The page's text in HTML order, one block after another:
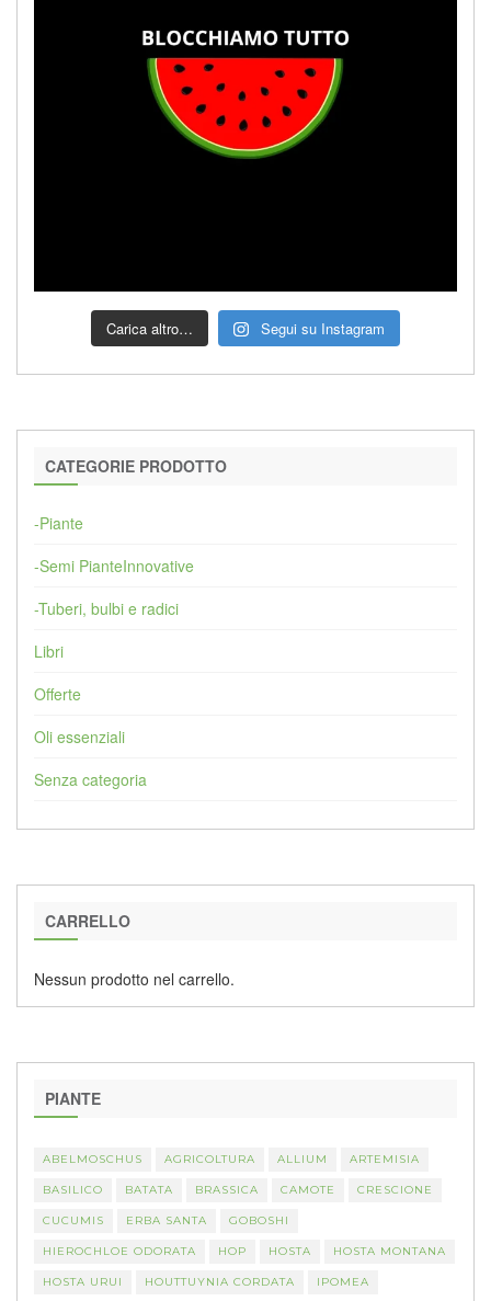
Carica altro… Segui su Instagram
CATEGORIE PRODOTTO
-Piante
-Semi PianteInnovative
-Tuberi, bulbi e radici
Libri
Offerte
Oli essenziali
Senza categoria
CARRELLO
Nessun prodotto nel carrello.
PIANTE
ABELMOSCHUS AGRICOLTURA ALLIUM ARTEMISIA
BASILICO BATATA BRASSICA CAMOTE CRESCIONE
CUCUMIS ERBA SANTA GOBOSHI
HIEROCHLOE ODORATA HOP HOSTA HOSTA MONTANA
HOSTA URUI HOUTTUYNIA CORDATA IPOMEA